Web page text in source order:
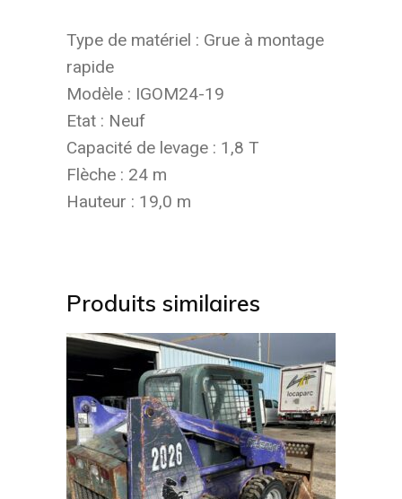
Type de matériel : Grue à montage
rapide
Modèle : IGOM24-19
Etat : Neuf
Capacité de levage : 1,8 T
Flèche : 24 m
Hauteur : 19,0 m
Produits similaires